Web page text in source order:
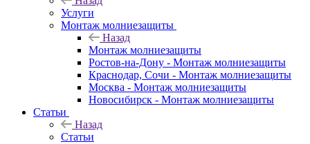
Услуги
Монтаж молниезащиты
Назад
Монтаж молниезащиты
Ростов-на-Дону - Монтаж молниезащиты
Краснодар, Сочи - Монтаж молниезащиты
Москва - Монтаж молниезащиты
Новосибирск - Монтаж молниезащиты
Статьи
Назад
Статьи